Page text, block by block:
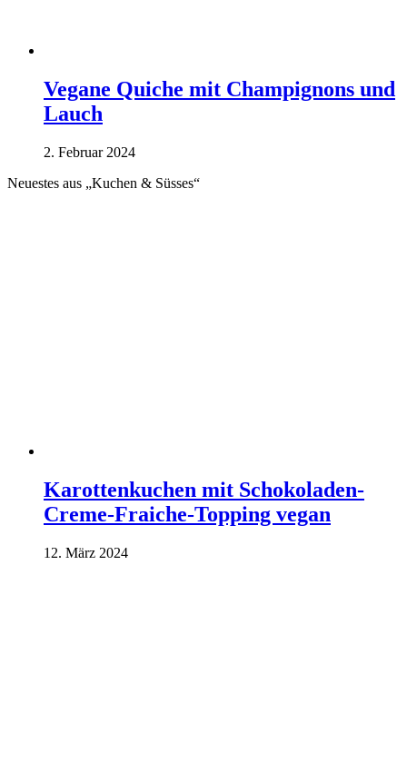
Vegane Quiche mit Champignons und
Lauch
2. Februar 2024
Neuestes aus „Kuchen & Süsses“
Karottenkuchen mit Schokoladen-
Creme-Fraiche-Topping vegan
12. März 2024